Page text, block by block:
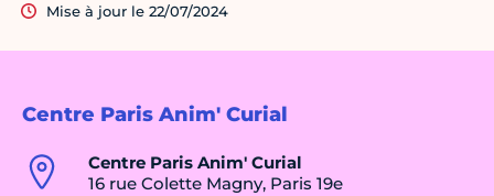
Centre Paris Anim' Curial
Centre Paris Anim' Curial
16 rue Colette Magny, Paris 19e
Mise à jour le 22/07/2024